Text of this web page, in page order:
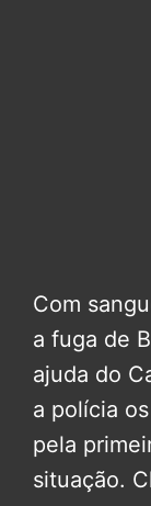
Com
a fuga de
ajuda do
a polícia
pela
situação.